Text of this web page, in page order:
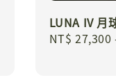
LUNA IV 月
Regular
NT$ 27,300